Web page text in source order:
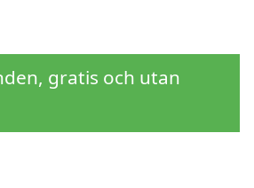
gratis och utan